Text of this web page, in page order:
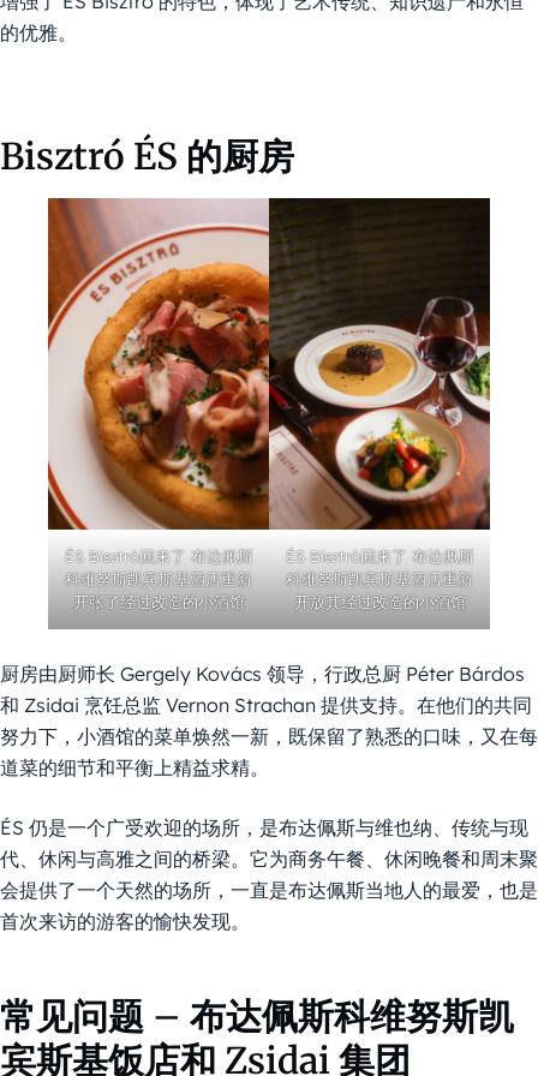
的优雅。
Bisztró ÉS 的厨房
ÉS Bisztró回来了 布达佩斯
科维努斯凯宾斯基酒店重新
开张了经过改造的小酒馆
ÉS Bisztró回来了 布达佩斯
科维努斯凯宾斯基酒店重新
开放其经过改造的小酒馆
厨房由厨师长 Gergely Kovács 领导，行政总厨 Péter Bárdos
和 Zsidai 烹饪总监 Vernon Strachan 提供支持。在他们的共同
努力下，小酒馆的菜单焕然一新，既保留了熟悉的口味，又在每
道菜的细节和平衡上精益求精。
ÉS 仍是一个广受欢迎的场所，是布达佩斯与维也纳、传统与现
代、休闲与高雅之间的桥梁。它为商务午餐、休闲晚餐和周末聚
会提供了一个天然的场所，一直是布达佩斯当地人的最爱，也是
首次来访的游客的愉快发现。
常见问题 – 布达佩斯科维努斯凯
宾斯基饭店和 Zsidai 集团